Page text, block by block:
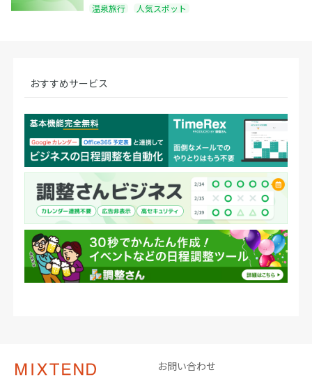
温泉旅行 人気スポット
おすすめサービス
お問い合わせ